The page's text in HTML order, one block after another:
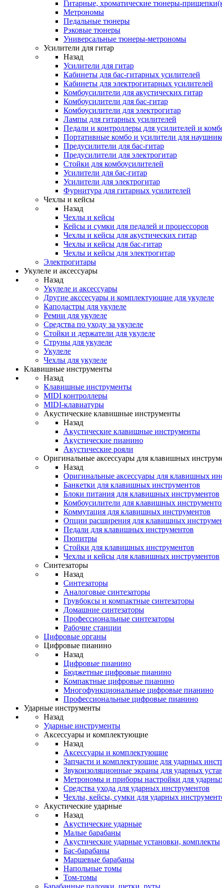
Гитарные, хроматические тюнеры-
Метрономы
Педальные тюнеры
Рэковые тюнеры
Универсальные тюнеры-метрономы
Усилители для гитар
Назад
Усилители для гитар
Кабинеты для бас-гитарных усилителей
Кабинеты для электрогитарных усилителей
Комбоусилители для акустических гитар
Комбоусилители для бас-гитар
Комбоусилители для электрогитар
Лампы для гитарных усилителей
Педали и контроллеры для усилителей и
Портативные комбо и усилители для
Предусилители для бас-гитар
Предусилители для электрогитар
Стойки для комбоусилителей
Усилители для бас-гитар
Усилители для электрогитар
Фурнитура для гитарных усилителей
Чехлы и кейсы
Назад
Чехлы и кейсы
Кейсы и сумки для педалей и процессоров
Чехлы и кейсы для акустических гитар
Чехлы и кейсы для бас-гитар
Чехлы и кейсы для электрогитар
Электрогитары
Укулеле и аксессуары
Назад
Укулеле и аксессуары
Другие акссесуары и комплектующие для укулеле
Каподастры для укулеле
Ремни для укулеле
Средства по уходу за укулеле
Стойки и держатели для укулеле
Струны для укулеле
Укулеле
Чехлы для укулеле
Клавишные инструменты
Назад
Клавишные инструменты
MIDI контроллеры
MIDI-клавиатуры
Акустические клавишные инструменты
Назад
Акустические клавишные инструменты
Акустические пианино
Акустические рояли
Оригинальные аксессуары для клавишных
Назад
Оригинальные аксессуары для клавишных
Банкетки для клавишных инструментов
Блоки питания для клавишных инструментов
Комбоусилители для клавишных
Коммутация для клавишных инструментов
Опции расширения для клавишных
Педали для клавишных инструментов
Пюпитры
Стойки для клавишных инструментов
Чехлы и кейсы для клавишных инструментов
Синтезаторы
Назад
Синтезаторы
Аналоговые синтезаторы
Грувбоксы и компактные синтезаторы
Домашние синтезаторы
Профессиональные синтезаторы
Рабочие станции
Цифровые органы
Цифровые пианино
Назад
Цифровые пианино
Бюджетные цифровые пианино
Компактные цифровые пианино
Многофункциональные цифровые пианино
Профессиональные цифровые пианино
Ударные инструменты
Назад
Ударные инструменты
Аксессуары и комплектующие
Назад
Аксессуары и комплектующие
Запчасти и комплектующие для ударных
Звукоизоляционные экраны для ударных
Метрономы и приборы настройки для
Средства ухода для ударных инструментов
Чехлы, кейсы, сумки для ударных
Акустические ударные
Назад
Акустические ударные
Mалые барабаны
Акустические ударные установки, комплекты
Бас-барабаны
Маршевые барабаны
Напольные томы
Том-томы
Барабанные палочки, щетки, руты